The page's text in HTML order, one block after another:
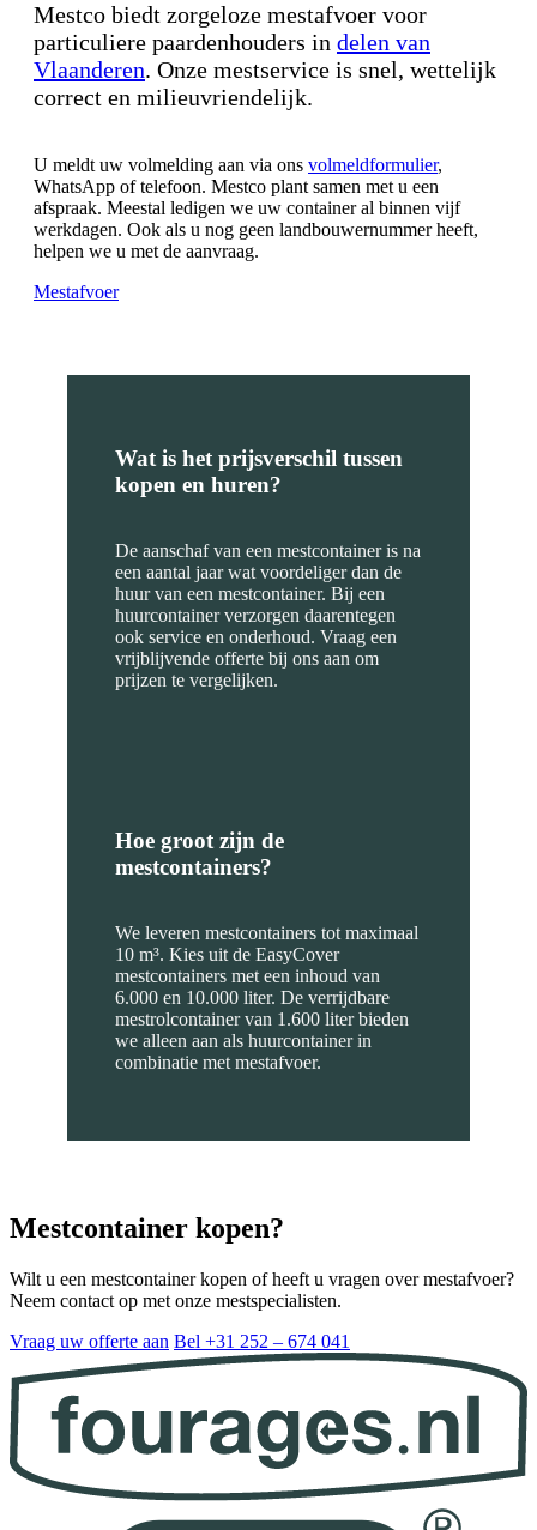
Mestco biedt zorgeloze mestafvoer voor
particuliere paardenhouders in delen van
Vlaanderen. Onze mestservice is snel, wettelijk
correct en milieuvriendelijk.
U meldt uw volmelding aan via ons volmeldformulier,
WhatsApp of telefoon. Mestco plant samen met u een
afspraak. Meestal ledigen we uw container al binnen vijf
werkdagen. Ook als u nog geen landbouwernummer heeft,
helpen we u met de aanvraag.
Mestafvoer
Wat is het prijsverschil tussen
kopen en huren?
De aanschaf van een mestcontainer is na
een aantal jaar wat voordeliger dan de
huur van een mestcontainer. Bij een
huurcontainer verzorgen daarentegen
ook service en onderhoud. Vraag een
vrijblijvende offerte bij ons aan om
prijzen te vergelijken.
Hoe groot zijn de
mestcontainers?
We leveren mestcontainers tot maximaal
10 m³. Kies uit de EasyCover
mestcontainers met een inhoud van
6.000 en 10.000 liter. De verrijdbare
mestrolcontainer van 1.600 liter bieden
we alleen aan als huurcontainer in
combinatie met mestafvoer.
Mestcontainer kopen?
Wilt u een mestcontainer kopen of heeft u vragen over mestafvoer?
Neem contact op met onze mestspecialisten.
Vraag uw offerte aan Bel +31 252 – 674 041